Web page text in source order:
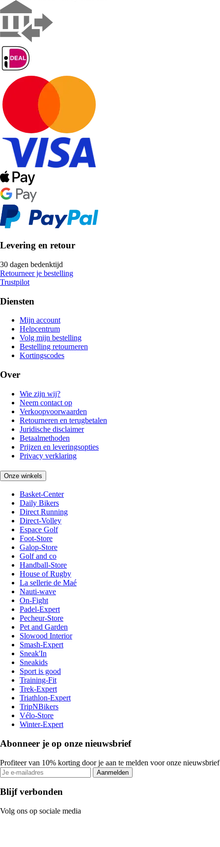
Levering en retour
30 dagen bedenktijd
Retourneer je bestelling
Trustpilot
Diensten
Mijn account
Helpcentrum
Volg mijn bestelling
Bestelling retourneren
Kortingscodes
Over
Wie zijn wij?
Neem contact op
Verkoopvoorwaarden
Retourneren en terugbetalen
Juridische disclaimer
Betaalmethoden
Prijzen en leveringsopties
Privacy verklaring
Onze winkels
Basket-Center
Daily Bikers
Direct Running
Direct-Volley
Espace Golf
Foot-Store
Galop-Store
Golf and co
Handball-Store
House of Rugby
La sellerie de Maé
Nauti-wave
On-Fight
Padel-Expert
Pecheur-Store
Pet and Garden
Slowood Interior
Smash-Expert
Sneak'In
Sneakids
Sport is good
Training-Fit
Trek-Expert
Triathlon-Expert
TripNBikers
Vélo-Store
Winter-Expert
Abonneer je op onze nieuwsbrief
Profiteer van 10% korting door je aan te melden voor onze nieuwsbrief
Aanmelden
Blijf verbonden
Volg ons op sociale media